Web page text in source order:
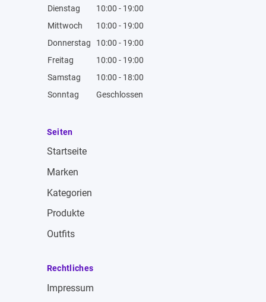
Dienstag
10:00 - 19:00
Mittwoch
10:00 - 19:00
Donnerstag
10:00 - 19:00
Freitag
10:00 - 19:00
Samstag
10:00 - 18:00
Sonntag
Geschlossen
Seiten
Startseite
Marken
Kategorien
Produkte
Outfits
Rechtliches
Impressum